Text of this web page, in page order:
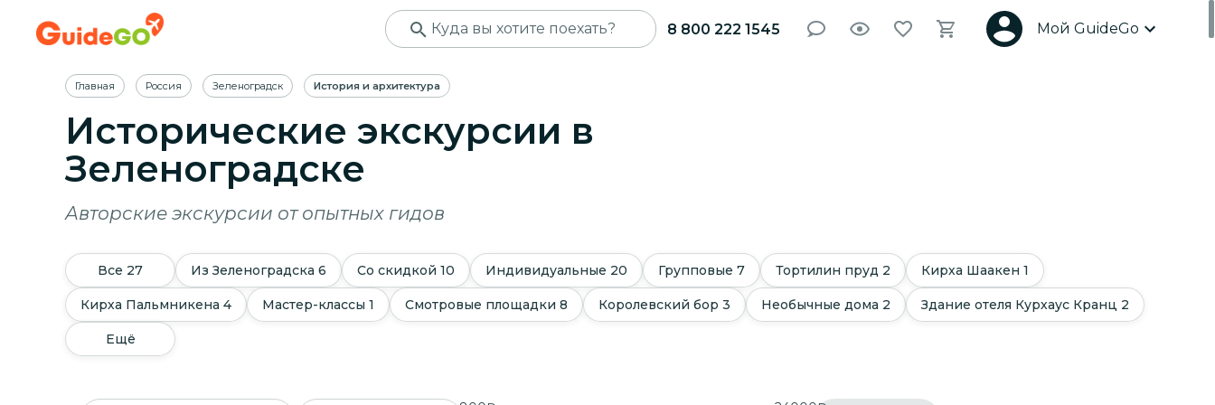
8 800 222 1545 Мой GuideGo
Главная Россия Зеленоградск История и архитектура
Исторические экскурсии в
Зеленоградске
Авторские экскурсии от опытных гидов
Все 27 Из Зеленоградска 6 Со скидкой 10 Индивидуальные 20 Групповые 7 Тортилин пруд 2 Кирха Шаакен 1
Кирха Пальмникена 4 Мастер-классы 1 Смотровые площадки 8 Королевский бор 3 Необычные дома 2 Здание отеля Курхаус Кранц 2
Ещё